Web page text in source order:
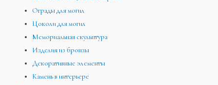
Ограды для могил
Цоколи для могил
Мемориальная скульптура
Изделия из бронзы
Декоративные элементы
Камень в интерьере